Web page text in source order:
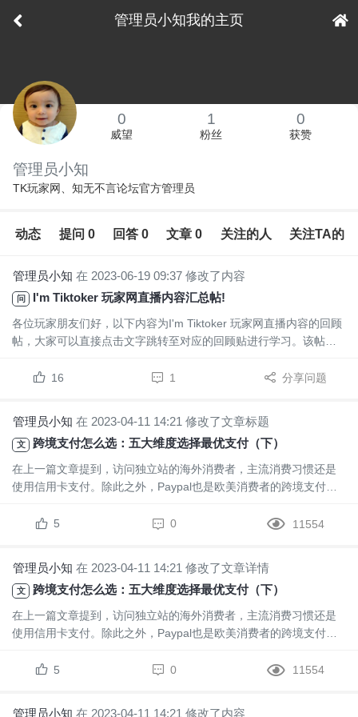
管理员小知我的主页
下拉刷新
0
威望
1
粉丝
0
获赞
管理员小知
TK玩家网、知无不言论坛官方管理员
动态 提问 0 回答 0 文章 0 关注的人 关注TA的
管理员小知 在 2023-06-19 09:37 修改了内容
问 I'm Tiktoker 玩家网直播内容汇总帖!
各位玩家朋友们好，以下内容为I'm Tiktoker 玩家网直播内容的回顾
帖，大家可以直接点击文字跳转至对应的回顾贴进行学习。该帖将
流环境、助力中国Tiktok玩家健康成长！账号管理类：1、TikTok起
16 1 分享问题
管理员小知 在 2023-04-11 14:21 修改了文章标题
文 跨境支付怎么选：五大维度选择最优支付（下）
在上一篇文章提到，访问独立站的海外消费者，主流消费习惯还是
使用信用卡支付。除此之外，Paypal也是欧美消费者的跨境支付首
式，为消费者提...
5 0 11554
管理员小知 在 2023-04-11 14:21 修改了文章详情
文 跨境支付怎么选：五大维度选择最优支付（下）
在上一篇文章提到，访问独立站的海外消费者，主流消费习惯还是
使用信用卡支付。除此之外，Paypal也是欧美消费者的跨境支付首
式，为消费者提...
5 0 11554
管理员小知 在 2023-04-11 14:21 修改了内容